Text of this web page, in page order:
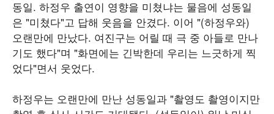
동일. 하정우 출연이 영향을 미쳤냐는 물음에 성동일
은 "미쳤다"고 답해 웃음을 안겼다. 이어 "(하정우와)
오랜만에 만났다. 여진구는 어릴 때 극 중 아들로 만나
기도 했다"며 "화면에는 긴박한데 우리는 느긋하게 찍
었다"면서 웃었다.
하정우는 오랜만에 만난 성동일과 "촬영도 촬영이지만